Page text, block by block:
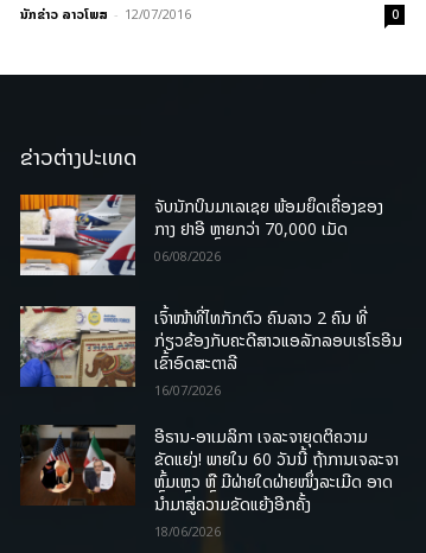
ນັກຂ່າວ ລາວໂພສ - 12/07/2016 0
ຂ່າວຕ່າງປະເທດ
ຈັບນັກບິນມາເລເຊຍ ພ້ອມຍຶດເຄື່ອງຂອງ
ກາງ ຢາອີ ຫຼາຍກວ່າ 70,000 ເມັດ
06/08/2026
ເຈົ້າໜ້າທີ່ໄທກັກຕົວ ຄົນລາວ 2 ຄົນ ທີ່
ກ່ຽວຂ້ອງກັບຄະດີສາວແອລັກລອບເຮໂຣອີນ
ເຂົ້າອົດສະຕາລີ
16/07/2026
ອີຣານ-ອາເມລິກາ ເຈລະຈາຍຸດຕິຄວາມ
ຂັດແຍ່ງ! ພາຍໃນ 60 ວັນນີ້ ຖ້າການເຈລະຈາ
ຫຼົ້ມເຫຼວ ຫຼື ມີຝ່າຍໃດຝ່າຍໜຶ່ງລະເມີດ ອາດ
ນໍາມາສູ່ຄວາມຂັດແຍ້ງອີກຄັ້ງ
18/06/2026